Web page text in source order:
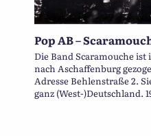
Pop AB –
Die Band Scaramouche ist
nach Aschaffenburg
Adresse Behlenstraße 2.
ganz (West-)Deutschland.